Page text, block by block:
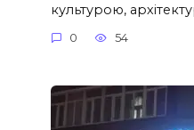
культурою,
0 54